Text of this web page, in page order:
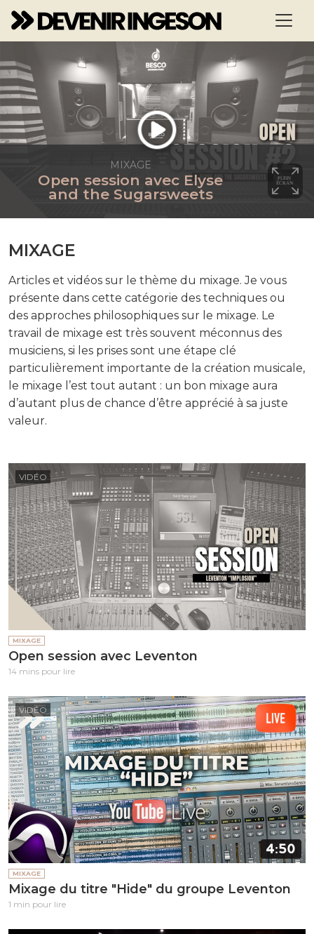
MIXAGE
Open session avec Elyse
and the Sugarsweets
MIXAGE
Articles et vidéos sur le thème du mixage. Je vous
présente dans cette catégorie des techniques ou
des approches philosophiques sur le mixage. Le
travail de mixage est très souvent méconnus des
musiciens, si les prises sont une étape clé
particulièrement importante de la création musicale,
le mixage l’est tout autant : un bon mixage aura
d’autant plus de chance d’être apprécié à sa juste
valeur.
VIDÉO
MIXAGE
Open session avec Leventon
14 mins pour lire
VIDÉO
MIXAGE
Mixage du titre "Hide" du groupe Leventon
1 min pour lire